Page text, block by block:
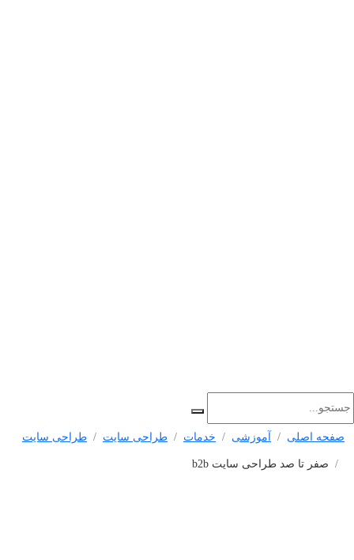
صفحه اصلی آموزشی خدمات طراحی سایت طراحی سایت
صفر تا صد طراحی سایت b2b